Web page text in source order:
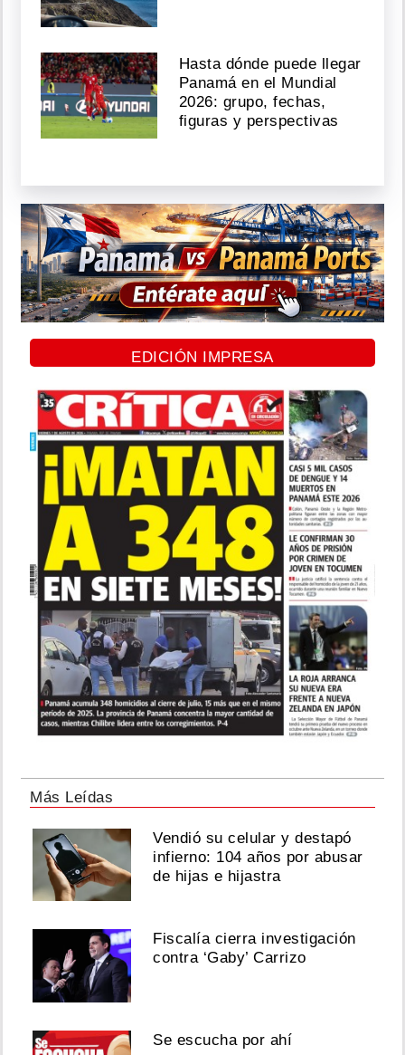
Hasta dónde puede llegar
Panamá en el Mundial
2026: grupo, fechas,
figuras y perspectivas
EDICIÓN IMPRESA
Más Leídas
Vendió su celular y destapó
infierno: 104 años por abusar
de hijas e hijastra
Fiscalía cierra investigación
contra ‘Gaby’ Carrizo
Se escucha por ahí